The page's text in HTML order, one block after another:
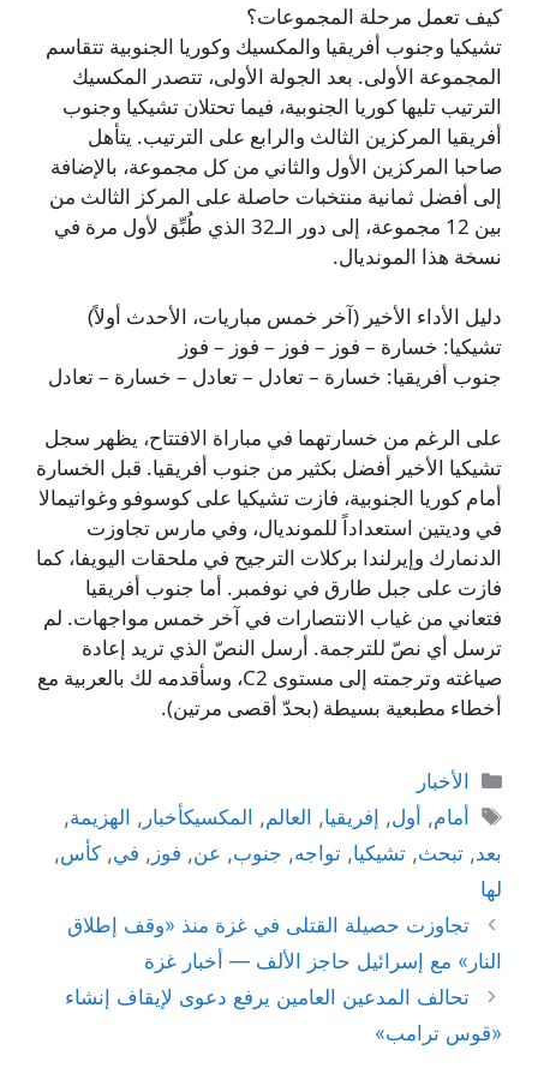
كيف تعمل مرحلة المجموعات؟
تشيكيا وجنوب أفريقيا والمكسيك وكوريا الجنوبية تتقاسم
المجموعة الأولى. بعد الجولة الأولى، تتصدر المكسيك
الترتيب تليها كوريا الجنوبية، فيما تحتلان تشيكيا وجنوب
أفريقيا المركزين الثالث والرابع على الترتيب. يتأهل
صاحبا المركزين الأول والثاني من كل مجموعة، بالإضافة
إلى أفضل ثمانية منتخبات حاصلة على المركز الثالث من
بين 12 مجموعة، إلى دور الـ32 الذي طُبِّق لأول مرة في
نسخة هذا المونديال.
دليل الأداء الأخير (آخر خمس مباريات، الأحدث أولاً)
تشيكيا: خسارة – فوز – فوز – فوز – فوز
جنوب أفريقيا: خسارة – تعادل – تعادل – خسارة – تعادل
على الرغم من خسارتهما في مباراة الافتتاح، يظهر سجل
تشيكيا الأخير أفضل بكثير من جنوب أفريقيا. قبل الخسارة
أمام كوريا الجنوبية، فازت تشيكيا على كوسوفو وغواتيمالا
في وديتين استعداداً للمونديال، وفي مارس تجاوزت
الدنمارك وإيرلندا بركلات الترجيح في ملحقات اليويفا، كما
فازت على جبل طارق في نوفمبر. أما جنوب أفريقيا
فتعاني من غياب الانتصارات في آخر خمس مواجهات. لم
ترسل أي نصّ للترجمة. أرسل النصّ الذي تريد إعادة
صياغته وترجمته إلى مستوى C2، وسأقدمه لك بالعربية مع
أخطاء مطبعية بسيطة (بحدّ أقصى مرتين).
التصنيفات
الأخبار
الوسوم
أمام, أول, إفريقيا, العالم, المكسيكأخبار , الهزيمة,
بعد, تبحث, تشيكيا, تواجه, جنوب, عن, فوز , في, كأس,
لها
تجاوزت حصيلة القتلى في غزة منذ «وقف إطلاق
النار» مع إسرائيل حاجز الألف — أخبار غزة
تحالف المدعين العامين يرفع دعوى لإيقاف إنشاء
«قوس ترامب»